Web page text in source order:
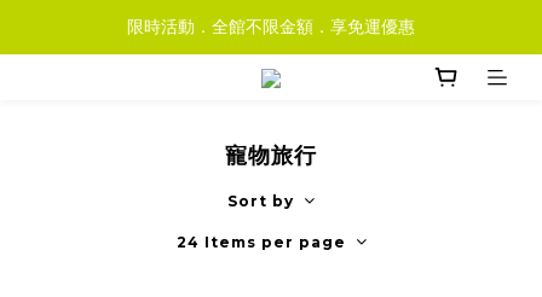
限時活動．全館不限金額．享免運優惠
寵物旅行
Sort by
24 Items per page